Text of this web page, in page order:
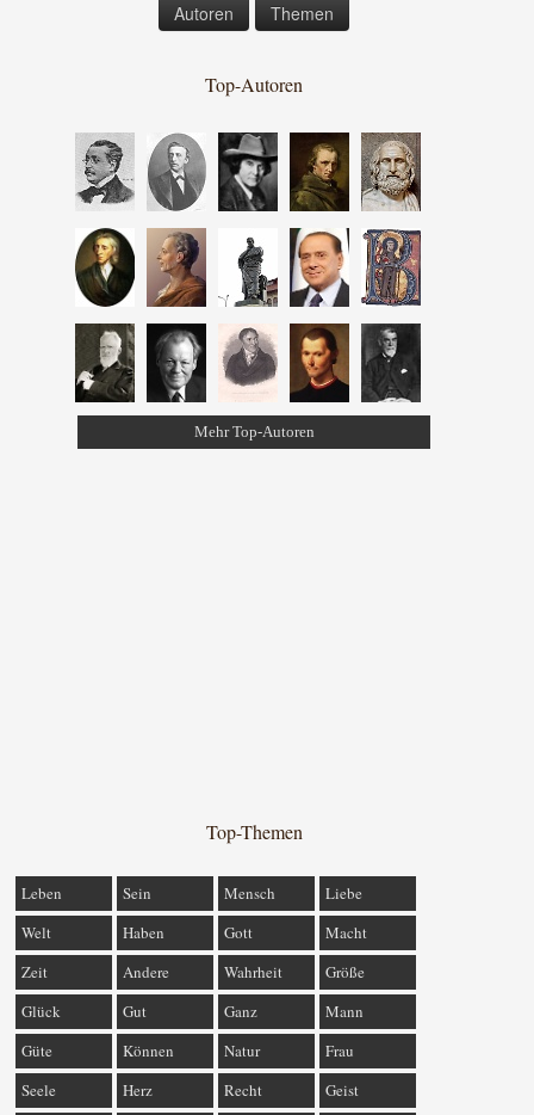
Autoren Themen
Top-Autoren
Mehr Top-Autoren
Top-Themen
Leben Sein Mensch
Liebe
Welt
Haben Gott
Macht
Zeit
Andere Wahrheit
Größe
Glück
Gut Ganz
Mann
Güte
Können Natur
Frau
Seele
Herz Recht Geist